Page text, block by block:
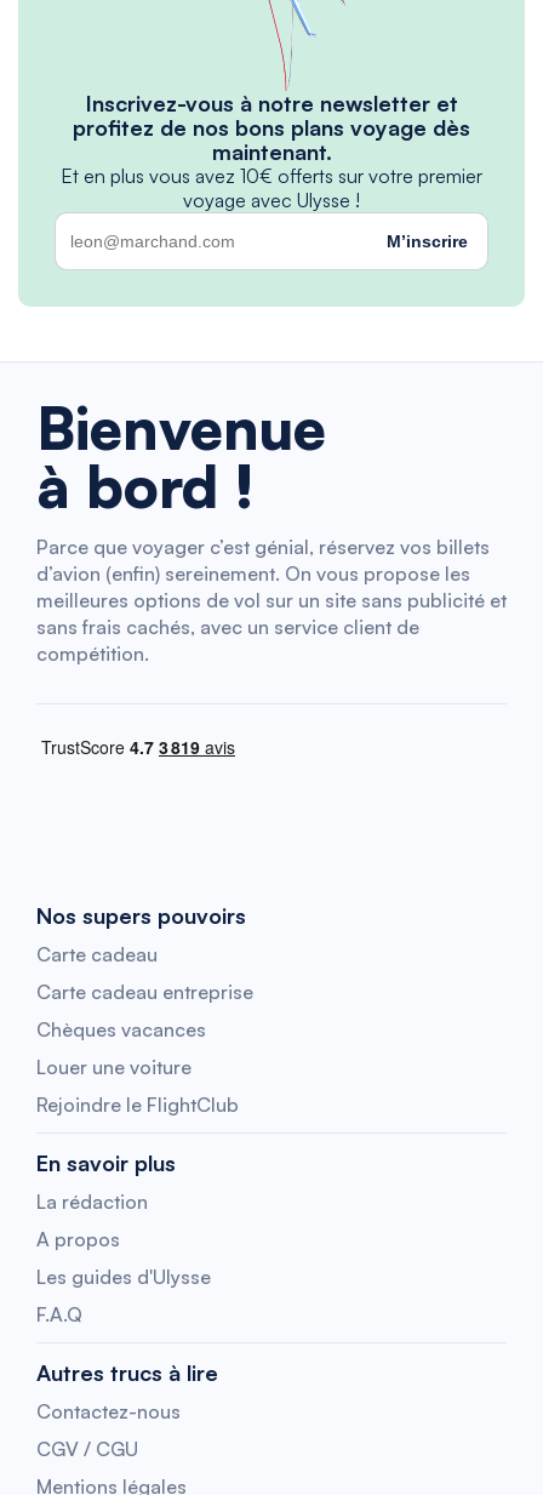
Inscrivez-vous à notre newsletter et
profitez de nos bons plans voyage dès
maintenant.
Et en plus vous avez 10€ offerts sur votre premier
voyage avec Ulysse !
M’inscrire
Bienvenue
à bord !
Parce que voyager c’est génial, réservez vos billets
d’avion (enfin) sereinement. On vous propose les
meilleures options de vol sur un site sans publicité et
sans frais cachés, avec un service client de
compétition.
Nos supers pouvoirs
Carte cadeau
Carte cadeau entreprise
Chèques vacances
Louer une voiture
Rejoindre le FlightClub
En savoir plus
La rédaction
A propos
Les guides d'Ulysse
F.A.Q
Autres trucs à lire
Contactez-nous
CGV / CGU
Mentions légales